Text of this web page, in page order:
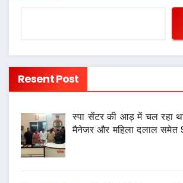
Resent Post
स्पा सेंटर की आड़ में चल रहा
मैनेजर और महिला दलाल